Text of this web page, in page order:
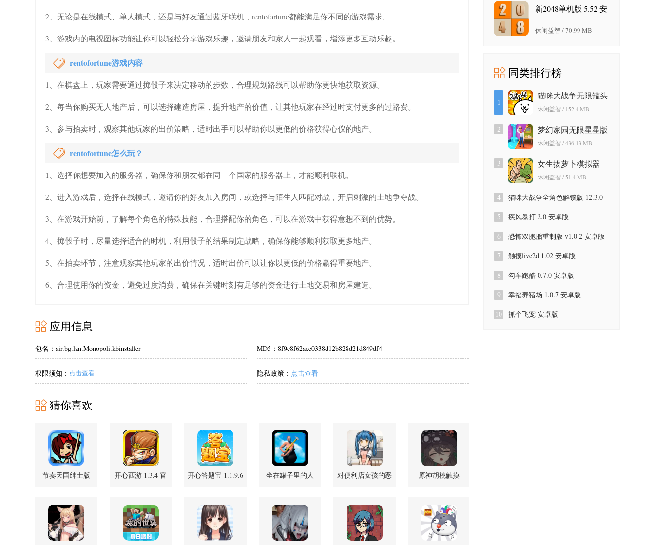
2、无论是在线模式、单人模式，还是与好友通过蓝牙联机，rentofortune都能满足你不同的游戏需求。
3、游戏内的电视图标功能让你可以轻松分享游戏乐趣，邀请朋友和家人一起观看，增添更多互动乐趣。
rentofortune游戏内容
1、在棋盘上，玩家需要通过掷骰子来决定移动的步数，合理规划路线可以帮助你更快地获取资源。
2、每当你购买无人地产后，可以选择建造房屋，提升地产的价值，让其他玩家在经过时支付更多的过路费。
3、参与拍卖时，观察其他玩家的出价策略，适时出手可以帮助你以更低的价格获得心仪的地产。
rentofortune怎么玩？
1、选择你想要加入的服务器，确保你和朋友都在同一个国家的服务器上，才能顺利联机。
2、进入游戏后，选择在线模式，邀请你的好友加入房间，或选择与陌生人匹配对战，开启刺激的土地争夺战。
3、在游戏开始前，了解每个角色的特殊技能，合理搭配你的角色，可以在游戏中获得意想不到的优势。
4、掷骰子时，尽量选择适合的时机，利用骰子的结果制定战略，确保你能够顺利获取更多地产。
5、在拍卖环节，注意观察其他玩家的出价情况，适时出价可以让你以更低的价格赢得重要地产。
6、合理使用你的资金，避免过度消费，确保在关键时刻有足够的资金进行土地交易和房屋建造。
应用信息
包名：air.bg.lan.Monopoli.kbinstaller MD5：8f9c8f62aee0338d12b828d21d849df4
权限须知： 点击查看 隐私政策： 点击查看
猜你喜欢
节奏天国绅士版
开心西游 1.3.4 官
开心答题宝 1.1.9.6
坐在罐子里的人
对便利店女孩的恶
原神胡桃触摸
新2048单机版 5.52 安
休闲益智 / 70.99 MB
同类排行榜
1
猫咪大战争无限罐头
版 12.3.0 最新版
休闲益智 / 152.4 MB
2
梦幻家园无限星星版
7.5.0 安卓版
休闲益智 / 436.13 MB
3
女生拔萝卜模拟器
1.0.2 安卓版
休闲益智 / 51.4 MB
4
猫咪大战争全角色解锁版 12.3.0
5
疾风暴打 2.0 安卓版
6 恐怖双胞胎重制版 v1.0.2 安卓版
7 触摸live2d 1.02 安卓版
8 勾车跑酷 0.7.0 安卓版
9 幸福养猪场 1.0.7 安卓版
10 抓个飞宠 安卓版